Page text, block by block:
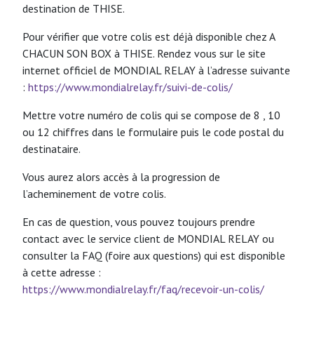
destination de THISE.
Pour vérifier que votre colis est déjà disponible chez A
CHACUN SON BOX à THISE. Rendez vous sur le site
internet officiel de MONDIAL RELAY à l’adresse suivante
: https://www.mondialrelay.fr/suivi-de-colis/
Mettre votre numéro de colis qui se compose de 8 , 10
ou 12 chiffres dans le formulaire puis le code postal du
destinataire.
Vous aurez alors accès à la progression de
l’acheminement de votre colis.
En cas de question, vous pouvez toujours prendre
contact avec le service client de MONDIAL RELAY ou
consulter la FAQ (foire aux questions) qui est disponible
à cette adresse :
https://www.mondialrelay.fr/faq/recevoir-un-colis/